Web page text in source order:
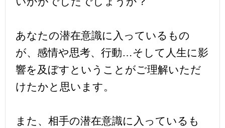
あなたの潜在意識に入っているもの
が、感情や思考、行動…そして人生に影
響を及ぼすということがご理解いただ
けたかと思います。
また、相手の潜在意識に入っているも